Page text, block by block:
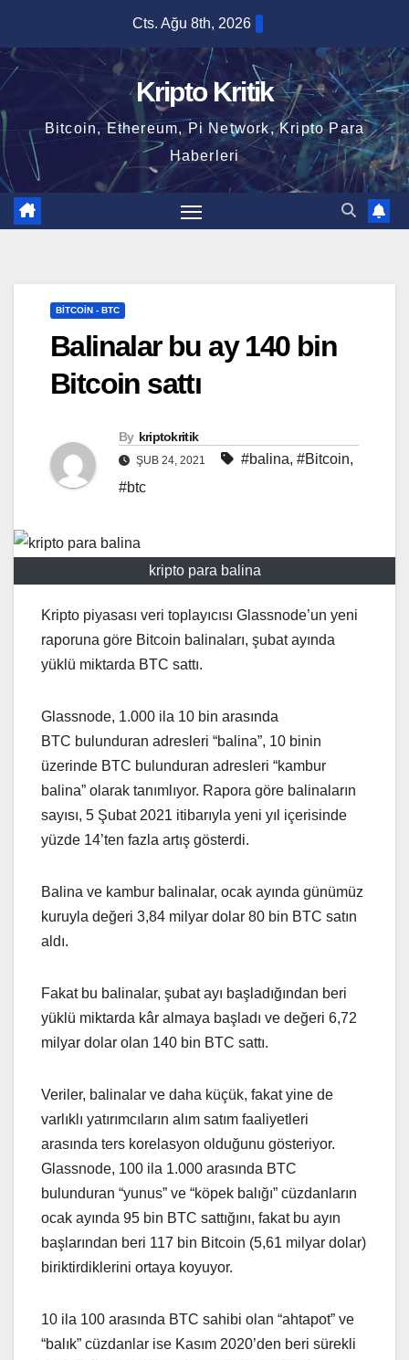
content
Cts. Ağu 8th, 2026
Kripto Kritik
Bitcoin, Ethereum, Pi Network, Kripto Para
Haberleri
BITCOIN - BTC
Balinalar bu ay 140 bin
Bitcoin sattı
By kriptokritik
ŞUB 24, 2021 #balina, #Bitcoin,
#btc
kripto para balina
Kripto piyasası veri toplayıcısı Glassnode’un yeni
raporuna göre Bitcoin balinaları, şubat ayında
yüklü miktarda BTC sattı.
Glassnode, 1.000 ila 10 bin arasında
BTC bulunduran adresleri “balina”, 10 binin
üzerinde BTC bulunduran adresleri “kambur
balina” olarak tanımlıyor. Rapora göre balinaların
sayısı, 5 Şubat 2021 itibarıyla yeni yıl içerisinde
yüzde 14’ten fazla artış gösterdi.
Balina ve kambur balinalar, ocak ayında günümüz
kuruyla değeri 3,84 milyar dolar 80 bin BTC satın
aldı.
Fakat bu balinalar, şubat ayı başladığından beri
yüklü miktarda kâr almaya başladı ve değeri 6,72
milyar dolar olan 140 bin BTC sattı.
Veriler, balinalar ve daha küçük, fakat yine de
varlıklı yatırımcıların alım satım faaliyetleri
arasında ters korelasyon olduğunu gösteriyor.
Glassnode, 100 ila 1.000 arasında BTC
bulunduran “yunus” ve “köpek balığı” cüzdanların
ocak ayında 95 bin BTC sattığını, fakat bu ayın
başlarından beri 117 bin Bitcoin (5,61 milyar dolar)
biriktirdiklerini ortaya koyuyor.
10 ila 100 arasında BTC sahibi olan “ahtapot” ve
“balık” cüzdanlar ise Kasım 2020’den beri sürekli